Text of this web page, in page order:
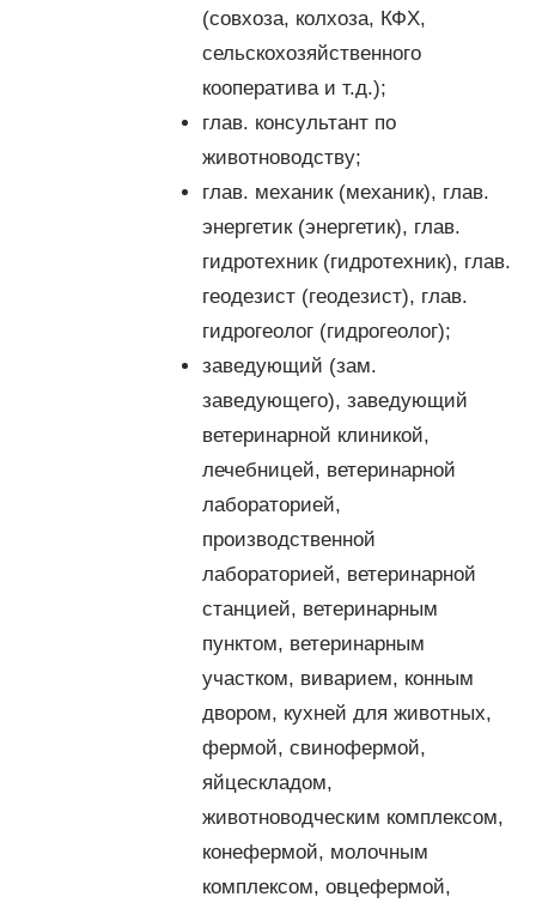
(совхоза, колхоза, КФХ,
сельскохозяйственного
кооператива и т.д.);
глав. консультант по
животноводству;
глав. механик (механик), глав.
энергетик (энергетик), глав.
гидротехник (гидротехник), глав.
геодезист (геодезист), глав.
гидрогеолог (гидрогеолог);
заведующий (зам.
заведующего), заведующий
ветеринарной клиникой,
лечебницей, ветеринарной
лабораторией,
производственной
лабораторией, ветеринарной
станцией, ветеринарным
пунктом, ветеринарным
участком, виварием, конным
двором, кухней для животных,
фермой, свинофермой,
яйцескладом,
животноводческим комплексом,
конефермой, молочным
комплексом, овцефермой,